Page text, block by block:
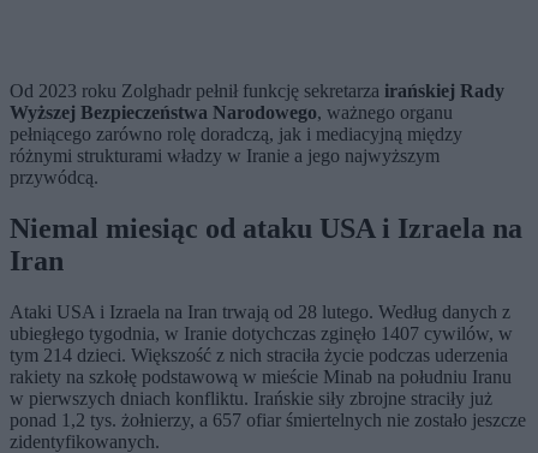
Od 2023 roku Zolghadr pełnił funkcję sekretarza irańskiej Rady
Wyższej Bezpieczeństwa Narodowego, ważnego organu
pełniącego zarówno rolę doradczą, jak i mediacyjną między
różnymi strukturami władzy w Iranie a jego najwyższym
przywódcą.
Niemal miesiąc od ataku USA i Izraela na
Iran
Ataki USA i Izraela na Iran trwają od 28 lutego. Według danych z
ubiegłego tygodnia, w Iranie dotychczas zginęło 1407 cywilów, w
tym 214 dzieci. Większość z nich straciła życie podczas uderzenia
rakiety na szkołę podstawową w mieście Minab na południu Iranu
w pierwszych dniach konfliktu. Irańskie siły zbrojne straciły już
ponad 1,2 tys. żołnierzy, a 657 ofiar śmiertelnych nie zostało jeszcze
zidentyfikowanych.